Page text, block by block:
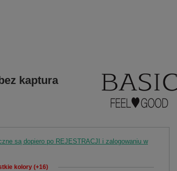
kaptura
są dopiero po REJESTRACJI i zalogowaniu w
kolory (+16)